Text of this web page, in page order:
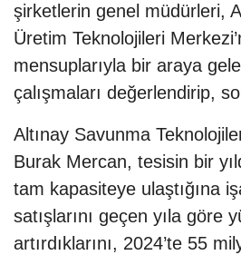
şirketlerin genel müdürleri,
Üretim Teknolojileri
mensuplarıyla bir araya
çalışmaları değerlendirip,
Altınay Savunma
Burak Mercan, tesisin bir
tam kapasiteye ulaştığına
satışlarını geçen yıla göre
artırdıklarını, 2024’te 55